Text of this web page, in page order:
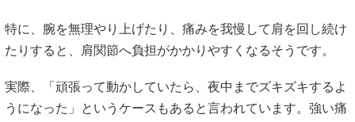
特に、腕を無理やり上げたり、痛みを我慢して肩を回し続け
たりすると、肩関節へ負担がかかりやすくなるそうです。
実際、「頑張って動かしていたら、夜中までズキズキするよ
うになった」というケースもあると言われています。強い痛